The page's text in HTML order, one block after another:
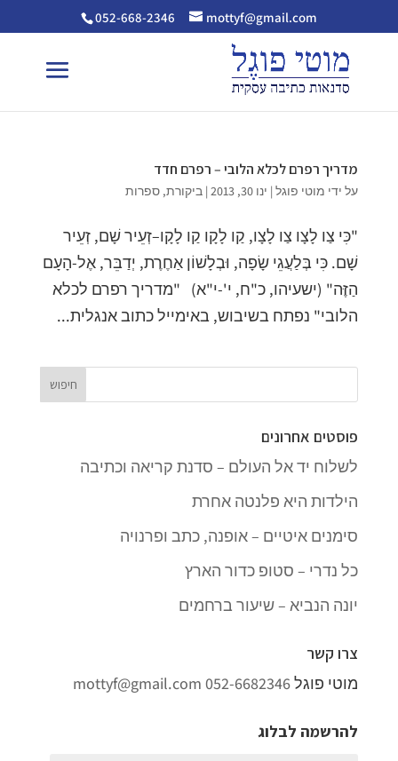
052-668-2346 mottyf@gmail.com
מדריך רפרם לכלא הלובי – רפרם חדד
על ידי מוטי פוגל| ינו 30, 2013 | ביקורת, ספרות
"כִּי צַו לָצָו צַו לָצָו, קַו לָקָו קַו לָקָו–זְעֵיר שָׁם, זְעֵיר
שָׁם. כִּי בְּלַעֲגֵי שָׂפָה, וּבְלָשׁוֹן אַחֶרֶת, יְדַבֵּר, אֶל-הָעָם
הַזֶּה" (ישעיהו, כ"ח, י'-י"א) "מדריך רפרם לכלא
הלובי" נפתח בשיבוש, באימייל כתוב אנגלית...
פוסטים אחרונים
לשלוח יד אל העולם – סדנת קריאה וכתיבה
הילדות היא פלנטה אחרת
סימנים איטיים – אופנה, כתב ופרנויה
כל נדרי – סטופ כדור הארץ
יונה הנביא – שיעור ברחמים
צרו קשר
מוטי פוגל052-6682346
mottyf@gmail.com
להרשמה לבלוג